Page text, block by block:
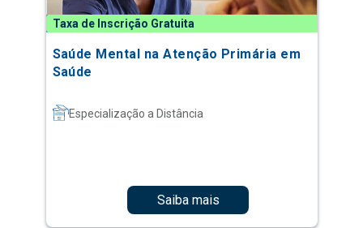
Taxa de Inscrição Gratuita
Saúde Mental na Atenção Primária em
Saúde
Especialização a Distância
Saiba mais